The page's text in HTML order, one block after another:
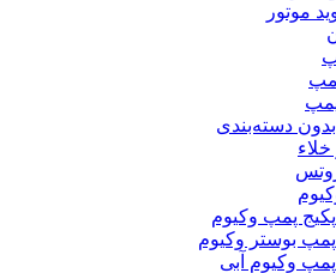
موتور
بدون دسته‌بندی
پکیج پمپ وکیوم
پمپ بوستر وکیوم
پمپ وکیوم آبی